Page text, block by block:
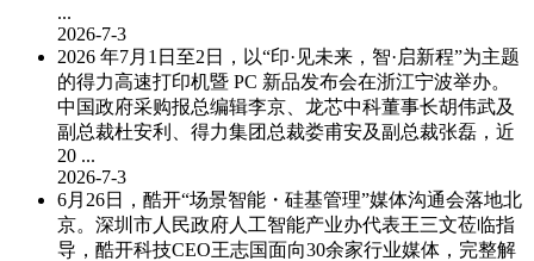
...
2026-7-3
2026 年7月1日至2日，以“印·见未来，智·启新程”为主题
的得力高速打印机暨 PC 新品发布会在浙江宁波举办。
中国政府采购报总编辑李京、龙芯中科董事长胡伟武及
副总裁杜安利、得力集团总裁娄甫安及副总裁张磊，近
20 ...
2026-7-3
6月26日，酷开“场景智能・硅基管理”媒体沟通会落地北
京。深圳市人民政府人工智能产业办代表王三文莅临指
导，酷开科技CEO王志国面向30余家行业媒体，完整解